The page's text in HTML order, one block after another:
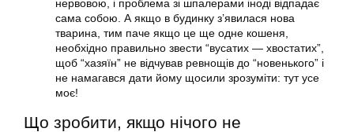
нервовою, і проблема зі шпалерами іноді відпадає
сама собою. А якщо в будинку з’явилася нова
тварина, тим паче якщо це ще одне кошеня,
необхідно правильно звести “вусатих — хвостатих”,
щоб “хазяїн” не відчував ревнощів до “новенького” і
не намагався дати йому щосили зрозуміти: тут усе
моє!
Що зробити, якщо нічого не